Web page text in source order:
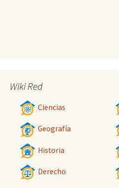
Wiki Red
Ciencias
Geografía
Historia
Derecho